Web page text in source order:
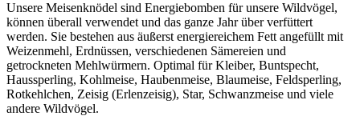
Unsere Meisenknödel sind Energiebomben für unsere Wildvögel,
können überall verwendet und das ganze Jahr über verfüttert
werden. Sie bestehen aus äußerst energiereichem Fett angefüllt mit
Weizenmehl, Erdnüssen, verschiedenen Sämereien und
getrockneten Mehlwürmern. Optimal für Kleiber, Buntspecht,
Haussperling, Kohlmeise, Haubenmeise, Blaumeise, Feldsperling,
Rotkehlchen, Zeisig (Erlenzeisig), Star, Schwanzmeise und viele
andere Wildvögel.